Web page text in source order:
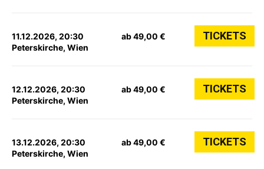
11.12.2026, 20:30
Peterskirche, Wien
ab 49,00 € TICKETS
12.12.2026, 20:30
Peterskirche, Wien
ab 49,00 € TICKETS
13.12.2026, 20:30
Peterskirche, Wien
ab 49,00 € TICKETS